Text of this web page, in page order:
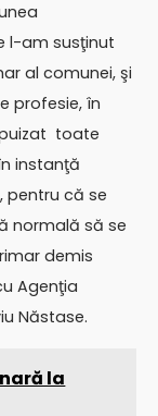
l-am susţinut
al comunei, şi
profesie, în
toate
instanţă
pentru că se
normală să se
demis
Agenţia
Năstase.
la